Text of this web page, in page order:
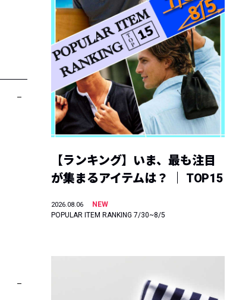
【ランキング】いま、最も注目
が集まるアイテムは？ ｜ TOP15
2026.08.06
NEW
POPULAR ITEM RANKING 7/30~8/5